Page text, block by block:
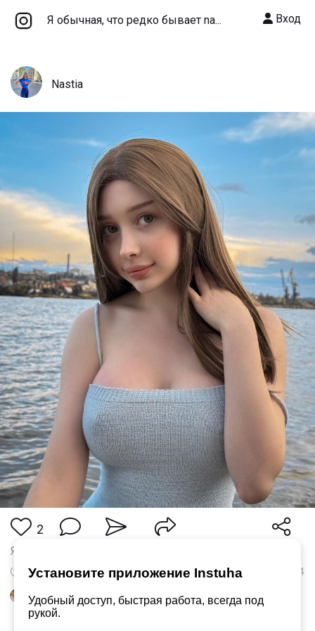
Установите приложение Instuha
Удобный доступ, быстрая работа, всегда под
рукой.
Я обычная, что редко бывает na... Вход
Nastia
2
Я обычная, что редко бывает
11 Дек 2025 в 11:24
224
ПонравилосьGienaиещё 1